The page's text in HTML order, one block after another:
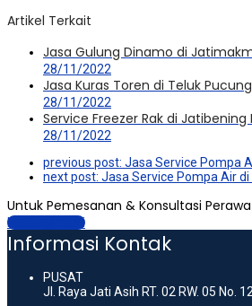
Artikel Terkait
Jasa Gulung Dinamo di
28/11/2022
Jasa Kuras Toren di Teluk
28/11/2022
Service Freezer Rak di Jatibening
28/11/2022
previous post: Jasa Service Pompa
next post: Jasa Service Pompa Air
Untuk Pemesanan & Konsultasi
Hubungi Kami
Informasi Kontak
PUSAT
Jl. Raya Jati Asih RT. 02 RW. 05 No.